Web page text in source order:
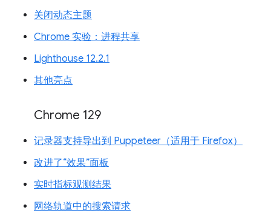
关闭动态主题
Chrome 实验：进程共享
Lighthouse 12.2.1
其他亮点
Chrome 129
记录器支持导出到 Puppeteer（适用于 Firefox）
改进了“效果”面板
实时指标观测结果
网络轨道中的搜索请求